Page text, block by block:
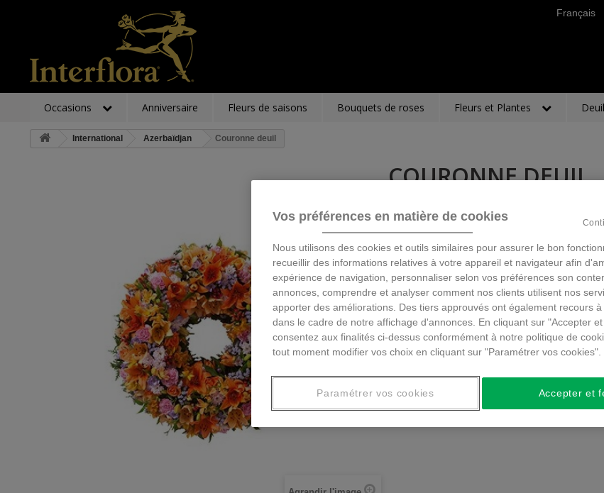
Français
Occasions Anniversaire Fleurs de saisons Bouquets de roses Fleurs et Plantes Deuil
International Azerbaïdjan Couronne deuil
COURONNE DEUIL
150,00 €TTC
Ajouter au panier
Vos préférences en matière de cookies
Nous utilisons des cookies et outils similaires pour assurer le bon
recueillir des informations relatives à votre appareil et navigateur afin
expérience de navigation, personnaliser selon vos préférences son
annonces, comprendre et analyser comment nos clients utilisent nos
apporter des améliorations. Des tiers approuvés ont également recours
dans le cadre de notre affichage d'annonces. En cliquant sur "Accepter
consentez aux finalités ci-dessus conformément à notre politique de
tout moment modifier vos choix en cliquant sur "Paramétrer vos cookies".
Accepter et
Paramétrer vos cookies